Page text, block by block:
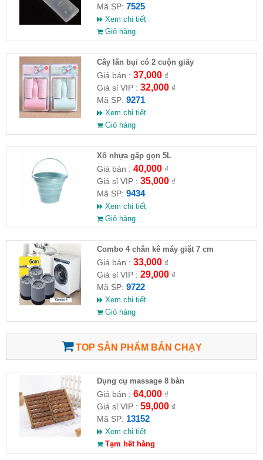
Mã SP: 7525
Xem chi tiết
Giỏ hàng
Cây lăn bụi có 2 cuộn giấy
Giá bán : 37,000₫
Giá sỉ VIP : 32,000₫
Mã SP: 9271
Xem chi tiết
Giỏ hàng
Xô nhựa gấp gọn 5L
Giá bán : 40,000₫
Giá sỉ VIP : 35,000₫
Mã SP: 9434
Xem chi tiết
Giỏ hàng
Combo 4 chân kê máy giặt 7 cm
Giá bán : 33,000₫
Giá sỉ VIP : 29,000₫
Mã SP: 9722
Xem chi tiết
Giỏ hàng
TOP SẢN PHẨM BÁN CHẠY
Dụng cụ massage 8 bàn
Giá bán : 64,000₫
Giá sỉ VIP : 59,000₫
Mã SP: 13152
Xem chi tiết
Tạm hết hàng